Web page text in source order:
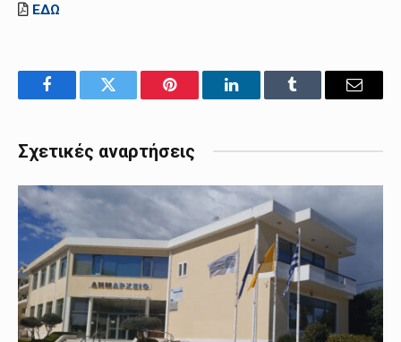
ΕΔΩ
FacebookTwitter Pinterest LinkedInTumblr Email
Σχετικές αναρτήσεις